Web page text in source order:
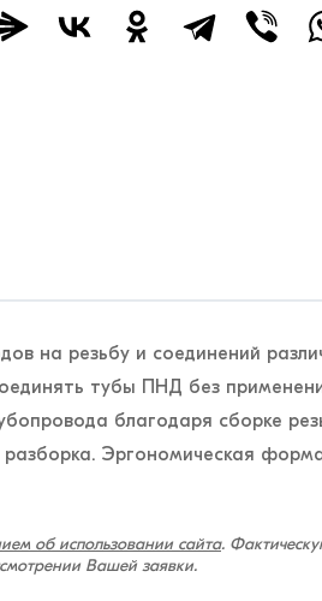
на резьбу и соединений
тубы ПНД без
благодаря сборке
Эргономическая
об использовании сайта.
Вашей заявки.